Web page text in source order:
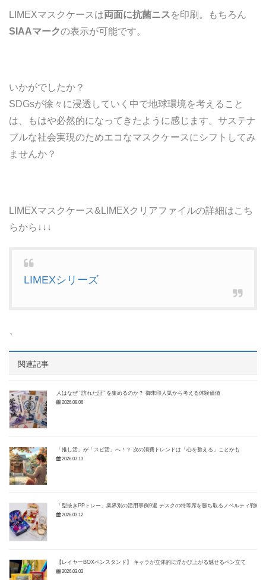
LIMEXマスクケースは両面に抗菌ニス を印刷。もちろん
SIAAマークの表示が可能です。
いかがでしたか？
SDGsが徐々に浸透していく中で地球環境を考えること
は、もはや必然的になってきたように感じます。サステナ
ブルな社会実現のためエコなマスクケースにシフトしてみ
ませんか？
LIMEXマスクケース&LIMEXクリアファイルの詳細はこち
らから↓↓↓
LIMEXシリーズ
関連記事
人はなぜ "訪れた証" を集めるのか？ 御朱印人気から考える体験価値
2026.08.06
「推し活」が「スピ活」へ！？ 次の消費トレンドは「心を整える」ことかも
2026.07.13
「型抜きPPトレー」業界別の活用事例9選 デスクの特等席を勝ち取るノベルティ戦略
2026.03.12
【レイヤーBOXペンスタンド】 キャラが立体的に浮かび上がる魅せるペン立て
2026.03.02